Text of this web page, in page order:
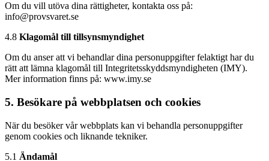
Om du vill utöva dina rättigheter, kontakta oss på:
info@provsvaret.se
4.8 Klagomål till tillsynsmyndighet
Om du anser att vi behandlar dina personuppgifter felaktigt har du
rätt att lämna klagomål till Integritetsskyddsmyndigheten (IMY).
Mer information finns på: www.imy.se
5. Besökare på webbplatsen och cookies
När du besöker vår webbplats kan vi behandla personuppgifter
genom cookies och liknande tekniker.
5.1 Ändamål